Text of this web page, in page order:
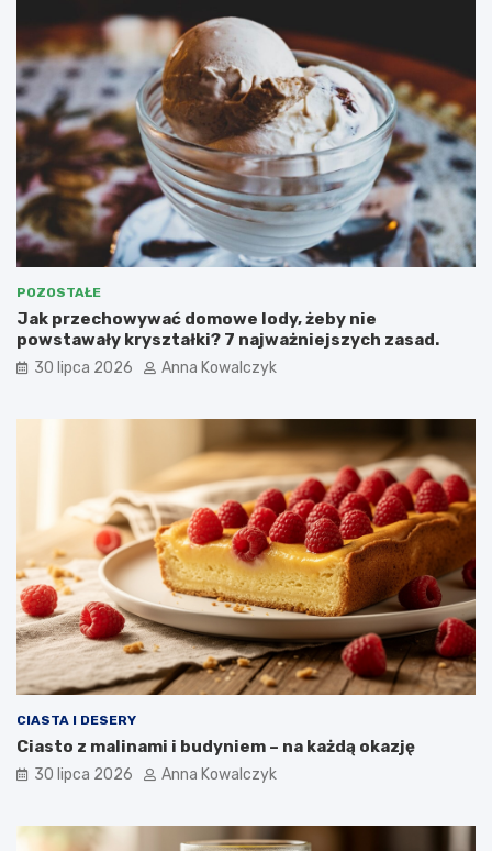
POZOSTAŁE
Jak przechowywać domowe lody, żeby nie
powstawały kryształki? 7 najważniejszych zasad.
30 lipca 2026 Anna Kowalczyk
CIASTA I DESERY
Ciasto z malinami i budyniem – na każdą okazję
30 lipca 2026 Anna Kowalczyk